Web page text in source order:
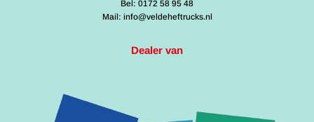
Bel: 0172 58 95 48
Mail: info@veldeheftrucks.nl
Dealer van